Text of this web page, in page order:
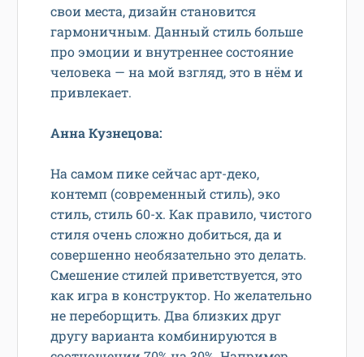
свои места, дизайн становится
гармоничным. Данный стиль больше
про эмоции и внутреннее состояние
человека — на мой взгляд, это в нём и
привлекает.
Анна Кузнецова:
На самом пике сейчас арт-деко,
контемп (современный стиль), эко
стиль, стиль 60-х. Как правило, чистого
стиля очень сложно добиться, да и
совершенно необязательно это делать.
Смешение стилей приветствуется, это
как игра в конструктор. Но желательно
не переборщить. Два близких друг
другу варианта комбинируются в